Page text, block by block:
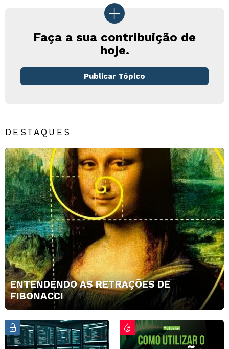
Faça a sua contribuição de
hoje.
Publicar Tópico
DESTAQUES
ENTENDENDO AS RETRAÇÕES DE
FIBONACCI